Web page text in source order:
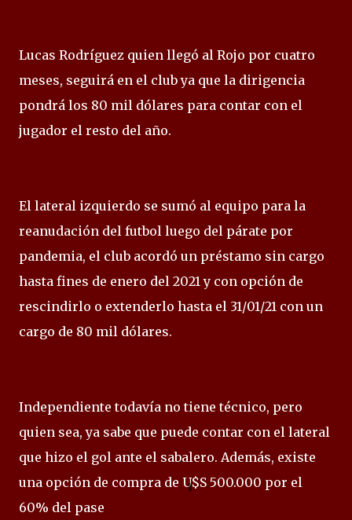
Lucas Rodríguez quien llegó al Rojo por cuatro
meses, seguirá en el club ya que la dirigencia
pondrá los 80 mil dólares para contar con el
jugador el resto del año.
El lateral izquierdo se sumó al equipo para la
reanudación del futbol luego del párate por
pandemia, el club acordó un préstamo sin cargo
hasta fines de enero del 2021 y con opción de
rescindirlo o extenderlo hasta el 31/01/21 con un
cargo de 80 mil dólares.
Independiente todavía no tiene técnico, pero
quien sea, ya sabe que puede contar con el lateral
que hizo el gol ante el sabalero. Además, existe
una opción de compra de U$S 500.000 por el
60% del pase